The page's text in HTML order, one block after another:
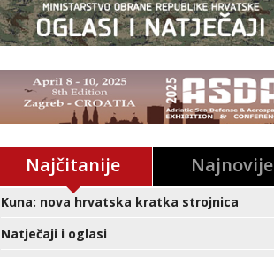
Najčitanije Najnovije
Kuna: nova hrvatska kratka strojnica
Natječaji i oglasi